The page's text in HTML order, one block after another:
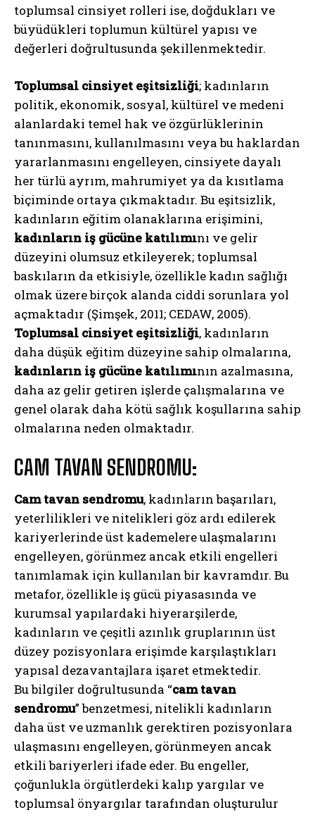
toplumsal cinsiyet rolleri ise, doğdukları ve
büyüdükleri toplumun kültürel yapısı ve
değerleri doğrultusunda şekillenmektedir.
Toplumsal cinsiyet eşitsizliği; kadınların
politik, ekonomik, sosyal, kültürel ve medeni
alanlardaki temel hak ve özgürlüklerinin
tanınmasını, kullanılmasını veya bu haklardan
yararlanmasını engelleyen, cinsiyete dayalı
her türlü ayrım, mahrumiyet ya da kısıtlama
biçiminde ortaya çıkmaktadır. Bu eşitsizlik,
kadınların eğitim olanaklarına erişimini,
kadınların iş gücüne katılımını ve gelir
düzeyini olumsuz etkileyerek; toplumsal
baskıların da etkisiyle, özellikle kadın sağlığı
olmak üzere birçok alanda ciddi sorunlara yol
açmaktadır (Şimşek, 2011; CEDAW, 2005).
Toplumsal cinsiyet eşitsizliği, kadınların
daha düşük eğitim düzeyine sahip olmalarına,
kadınların iş gücüne katılımının azalmasına,
daha az gelir getiren işlerde çalışmalarına ve
genel olarak daha kötü sağlık koşullarına sahip
olmalarına neden olmaktadır.
CAM TAVAN SENDROMU:
Cam tavan sendromu, kadınların başarıları,
yeterlilikleri ve nitelikleri göz ardı edilerek
kariyerlerinde üst kademelere ulaşmalarını
engelleyen, görünmez ancak etkili engelleri
tanımlamak için kullanılan bir kavramdır. Bu
metafor, özellikle iş gücü piyasasında ve
kurumsal yapılardaki hiyerarşilerde,
kadınların ve çeşitli azınlık gruplarının üst
düzey pozisyonlara erişimde karşılaştıkları
yapısal dezavantajlara işaret etmektedir.
Bu bilgiler doğrultusunda “cam tavan
sendromu” benzetmesi, nitelikli kadınların
daha üst ve uzmanlık gerektiren pozisyonlara
ulaşmasını engelleyen, görünmeyen ancak
etkili bariyerleri ifade eder. Bu engeller,
çoğunlukla örgütlerdeki kalıp yargılar ve
toplumsal önyargılar tarafından oluşturulur